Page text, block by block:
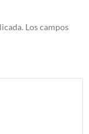
Los campos